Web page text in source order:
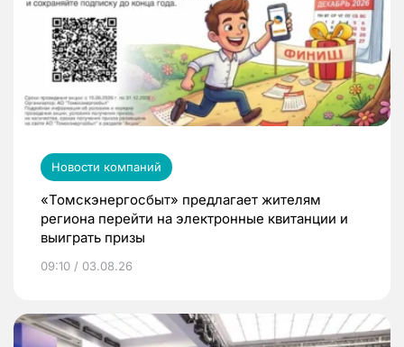
Новости компаний
«Томскэнергосбыт» предлагает жителям
региона перейти на электронные квитанции и
выиграть призы
09:10 / 03.08.26